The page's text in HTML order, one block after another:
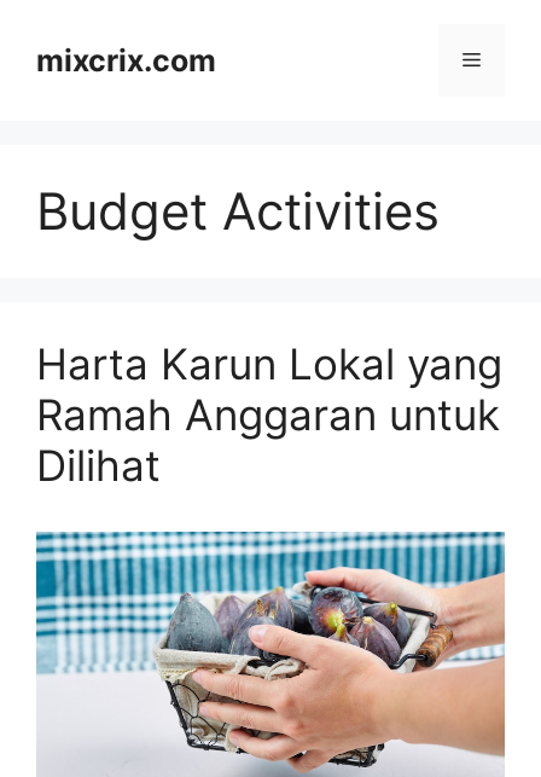
contentmixcrix.com Menu
Budget Activities
Harta Karun Lokal yang
Ramah Anggaran untuk
Dilihat